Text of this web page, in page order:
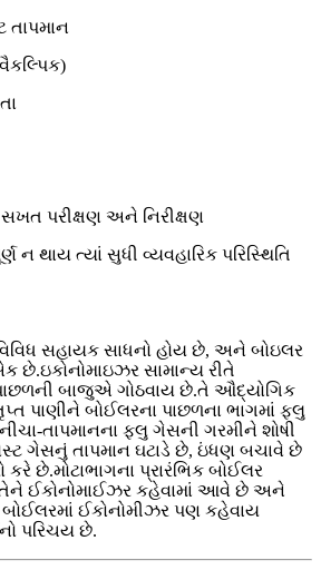
પરીક્ષણ અને નિરીક્ષણ
ન થાય ત્યાં સુધી વ્યવહારિક પરિસ્થિતિ
સહાયક સાધનો હોય છે, અને બોઇલર
છે.ઇકોનોમાઇઝર સામાન્ય રીતે
બાજુએ ગોઠવાય છે.તે ઔદ્યોગિક
પાણીને બોઈલરના પાછળના ભાગમાં ફ્લુ
તાપમાનના ફ્લુ ગેસની ગરમીને શોષી
ગેસનું તાપમાન ઘટાડે છે, ઇંધણ બચાવે છે
કરે છે.મોટાભાગના પ્રારંભિક બોઈલર
તેને ઈકોનોમાઈઝર કહેવામાં આવે છે અને
ઈકોનોમીઝર પણ કહેવાય
પરિચય છે.